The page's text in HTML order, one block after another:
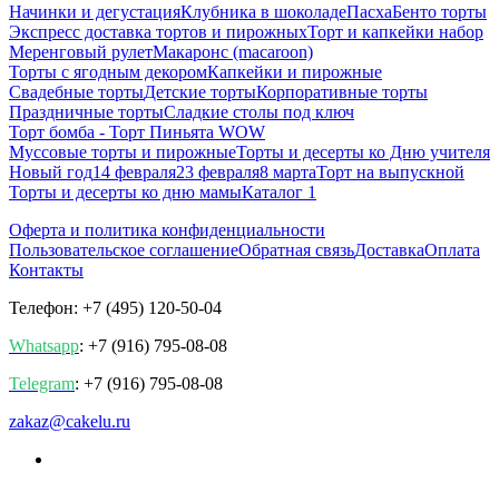
Начинки и дегустацияКлубника в шоколадеПасхаБенто торты
Экспресс доставка тортов и пирожныхТорт и капкейки набор
Меренговый рулетМакаронс (macaroon)
Торты с ягодным декоромКапкейки и пирожные
Свадебные тортыДетские тортыКорпоративные торты
Праздничные тортыСладкие столы под ключ
Торт бомба - Торт Пиньята WOW
Муссовые торты и пирожныеТорты и десерты ко Дню учителя
Новый год14 февраля23 февраля8 мартаТорт на выпускной
Торты и десерты ко дню мамыКаталог 1
Оферта и политика конфиденциальности
Пользовательское соглашениеОбратная связьДоставкаОплата
Контакты
Телефон: +7 (495) 120-50-04
Whatsapp: +7 (916) 795-08-08
Telegram: +7 (916) 795-08-08
zakaz@cakelu.ru